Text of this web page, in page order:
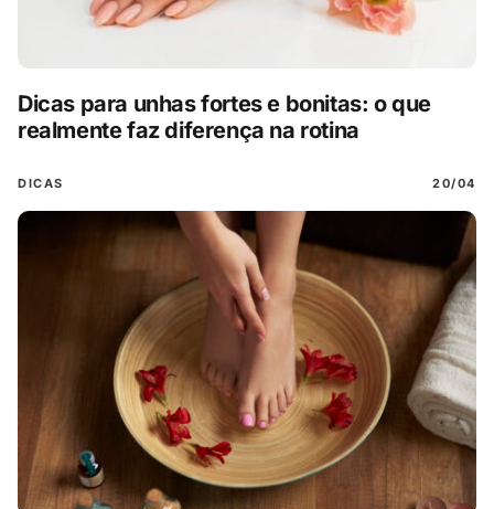
Dicas para unhas fortes e bonitas: o que
realmente faz diferença na rotina
DICAS 20/04